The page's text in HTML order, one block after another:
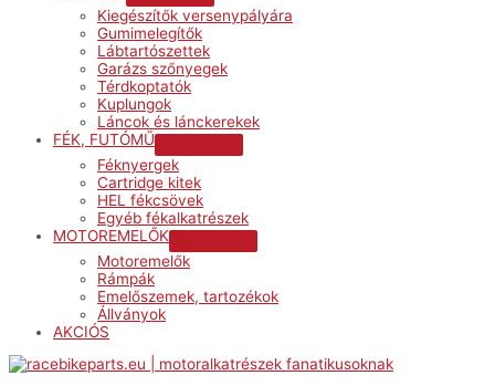
Toggle
Kiegészítők versenypályára
Gumimelegítők
Lábtartószettek
Garázs szőnyegek
Térdkoptatók
Kuplungok
Láncok és lánckerekek
FÉK, FUTÓMŰ
Féknyergek
Cartridge kitek
HEL fékcsövek
Egyéb fékalkatrészek
MOTOREMELŐK
Motoremelők
Rámpák
Emelőszemek, tartozékok
Állványok
AKCIÓS
Menu